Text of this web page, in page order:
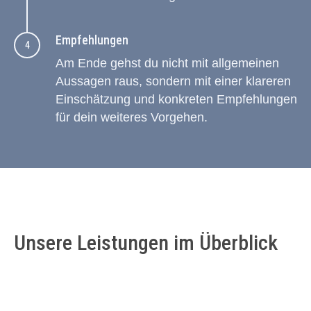
Empfehlungen
Am Ende gehst du nicht mit allgemeinen
Aussagen raus, sondern mit einer klareren
Einschätzung und konkreten Empfehlungen
für dein weiteres Vorgehen.
Unsere Leistungen im Überblick